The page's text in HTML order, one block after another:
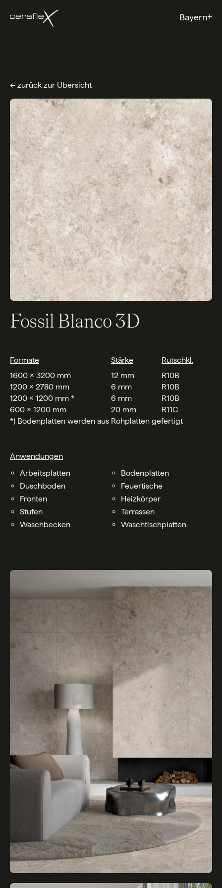
Bayern+
← zurück zur Übersicht
Fossil Blanco 3D
Formate Stärke
Rutschkl.
1600 x 3200 mm
12 mm
R10B
1200 x 2780 mm
6 mm
R10B
1200 x 1200 mm *
6 mm
R10B
600 x 1200 mm
20 mm
R11C
*) Bodenplatten werden aus Rohplatten gefertigt
Anwendungen
Arbeitsplatten
Bodenplatten
Duschboden
Feuertische
Fronten
Heizkörper
Stufen
Terrassen
Waschbecken
Waschtischplatten